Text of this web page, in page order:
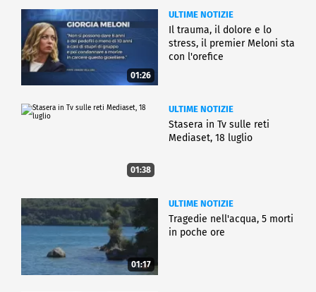
01:26
ULTIME NOTIZIE
Il trauma, il dolore e lo
stress, il premier Meloni sta
con l'orefice
01:38
ULTIME NOTIZIE
Stasera in Tv sulle reti
Mediaset, 18 luglio
01:17
ULTIME NOTIZIE
Tragedie nell'acqua, 5 morti
in poche ore